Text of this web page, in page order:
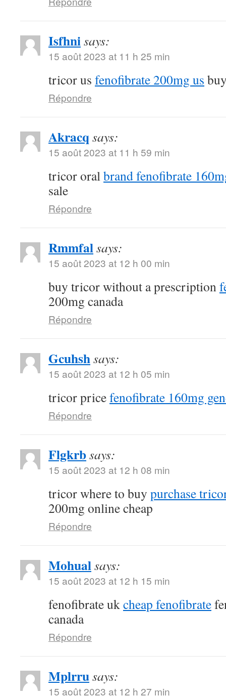
Isfhnisays:
15 août 2023 at 11 h 25 min
tricor us fenofibrate 200mg us
Répondre
Akracq says:
15 août 2023 at 11 h 59 min
tricor oralbrand fenofibrate
sale
Répondre
Rmmfalsays:
15 août 2023 at 12 h 00 min
buy tricor without a prescription
200mg canada
Répondre
Gcuhshsays:
15 août 2023 at 12 h 05 min
tricor pricefenofibrate 160mg
Répondre
Flgkrbsays:
15 août 2023 at 12 h 08 min
tricor where to buy purchase
200mg online cheap
Répondre
Mohualsays:
15 août 2023 at 12 h 15 min
fenofibrate ukcheap fenofibrate
canada
Répondre
Mplrrusays:
15 août 2023 at 12 h 27 min